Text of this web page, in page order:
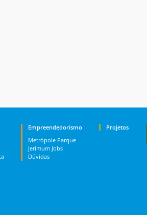
Empreendedorismo
Metrópole Parque
Jerimum Jobs
Dúvidas
Projetos